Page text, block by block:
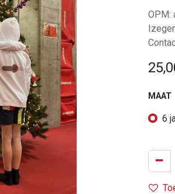
OPM:
MAAT
6